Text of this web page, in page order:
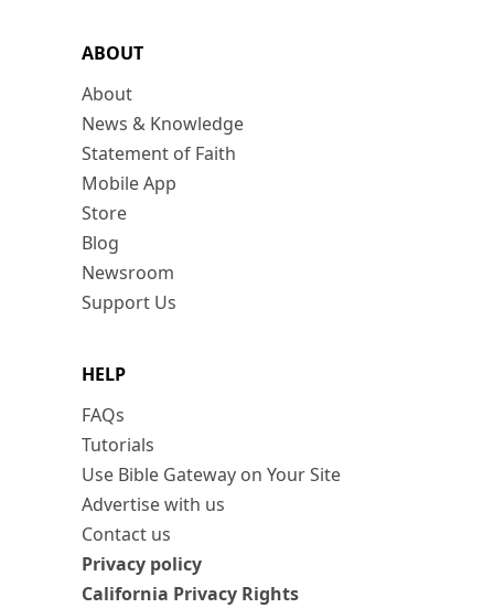
ABOUT
About
News & Knowledge
Statement of Faith
Mobile App
Store
Blog
Newsroom
Support Us
HELP
FAQs
Tutorials
Use Bible Gateway on Your Site
Advertise with us
Contact us
Privacy policy
California Privacy Rights